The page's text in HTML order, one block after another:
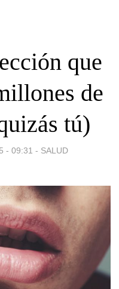
que
de
tú)
- 09:31 - SALUD